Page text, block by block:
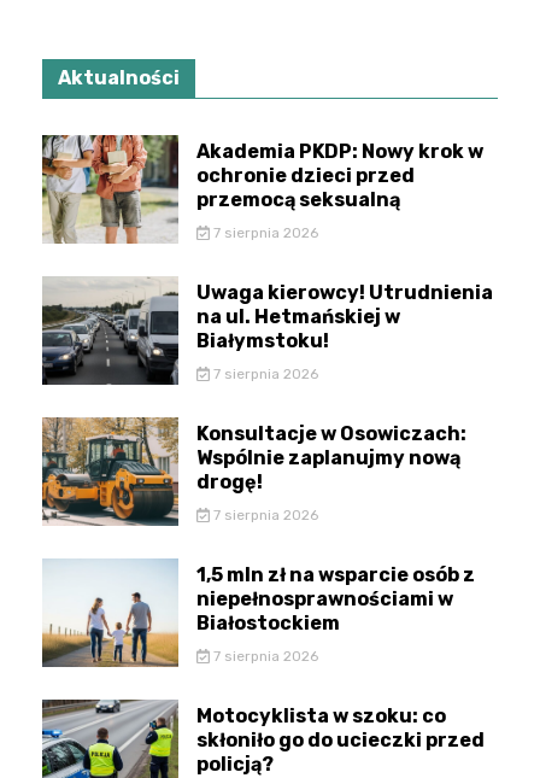
Aktualności
Akademia PKDP: Nowy krok w
ochronie dzieci przed
przemocą seksualną
7 sierpnia 2026
Uwaga kierowcy! Utrudnienia
na ul. Hetmańskiej w
Białymstoku!
7 sierpnia 2026
Konsultacje w Osowiczach:
Wspólnie zaplanujmy nową
drogę!
7 sierpnia 2026
1,5 mln zł na wsparcie osób z
niepełnosprawnościami w
Białostockiem
7 sierpnia 2026
Motocyklista w szoku: co
skłoniło go do ucieczki przed
policją?